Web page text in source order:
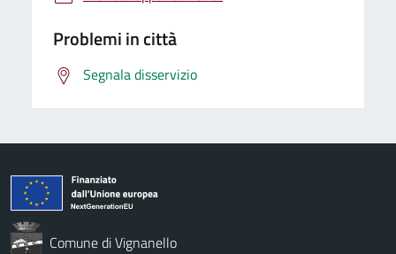
Problemi in città
Segnala disservizio
Comune di Vignanello